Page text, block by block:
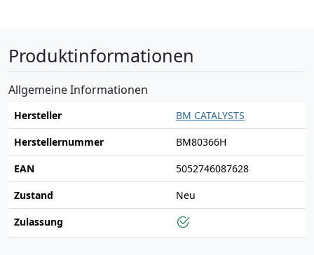
Produktinformationen
Allgemeine Informationen
Hersteller
BM CATALYSTS
Herstellernummer
BM80366H
EAN
5052746087628
Zustand
Neu
Zulassung